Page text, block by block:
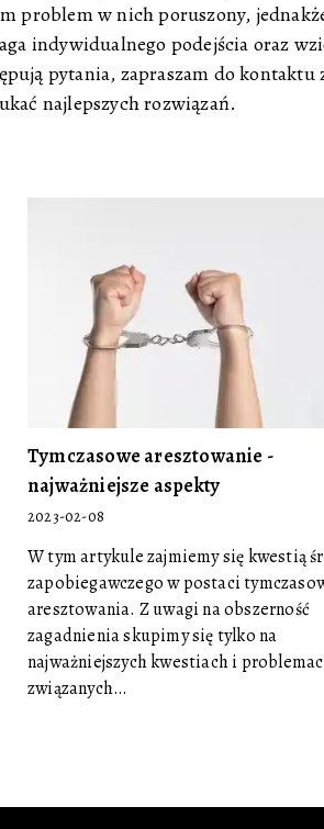
w nich poruszony,
indywidualnego podejścia oraz
pytania, zapraszam do
najlepszych rozwiązań.
Tymczasowe aresztowanie -
najważniejsze aspekty
2023-02-08
W tym artykule zajmiemy się kwestią
zapobiegawczego w postaci
aresztowania. Z uwagi na obszerność
zagadnienia skupimy się tylko na
najważniejszych kwestiach i
związanych…